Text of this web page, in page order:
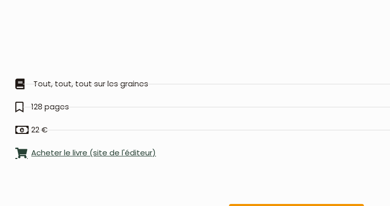
Tout, tout, tout sur les graines
128 pages
22 €
Acheter le livre (site de l'éditeur)